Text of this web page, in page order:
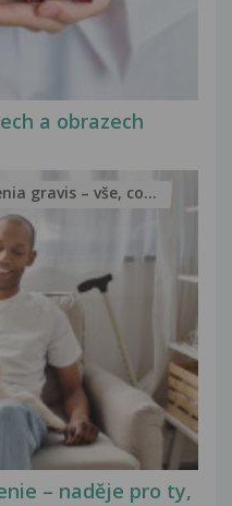
a obrazech
– naděje pro ty,
gravis – vše, co...